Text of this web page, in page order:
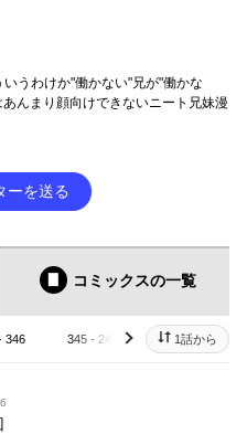
うわけか"働かない"兄が"働かな
んまり顔向けできないニート兄妹漫
ーを送る
コミックスの一覧
346 345 - 246 245 - 146
next 1話から